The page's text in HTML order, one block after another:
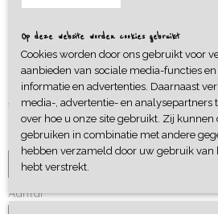
Sweater Zeppelins
€ 29,95
Maat
Aantal
Op deze website worden cookies gebruikt
Cookies worden door ons gebruikt voor
aanbieden van sociale media-functies
informatie en advertenties. Daarnaast
media-, advertentie- en analysepartners
over hoe u onze site gebruikt. Zij
gebruiken in combinatie met andere
hebben verzameld door uw gebruik van
hebt verstrekt.